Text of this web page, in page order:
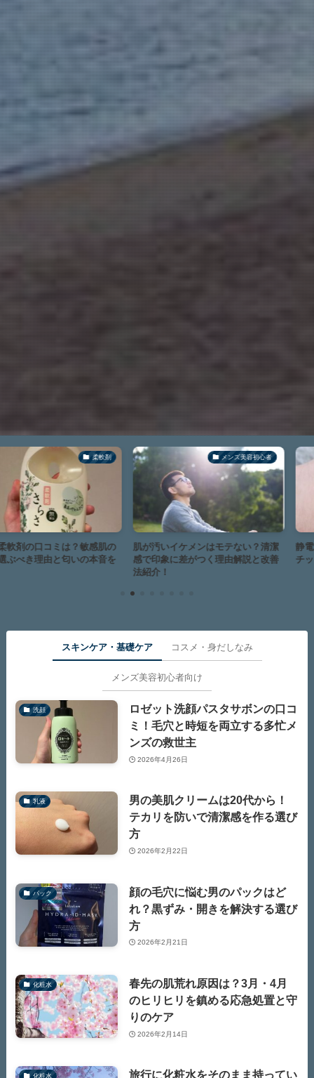
ミは？敏感肌の
と匂いの本音を
メンズ美容初心者
肌が汚いイケメンはモテない？清潔
感で印象に差がつく理由解説と改善
静電気対策に！
チッと知らずの
スキンケア・基礎ケア コスメ・身だしなみ
メンズ美容初心者向け
洗顔
ロゼット洗顔パスタサボンの口コ
ミ！毛穴と時短を両立する多忙メ
ンズの救世主
2026年4月26日
乳液
男の美肌クリームは20代から！
テカリを防いで清潔感を作る選び
方
2026年2月22日
パック
顔の毛穴に悩む男のパックはど
れ？黒ずみ・開きを解決する選び
方
2026年2月21日
化粧水
春先の肌荒れ原因は？3月・4月
のヒリヒリを鎮める応急処置と守
りのケア
2026年2月14日
化粧水 旅行に化粧水をそのまま持ってい